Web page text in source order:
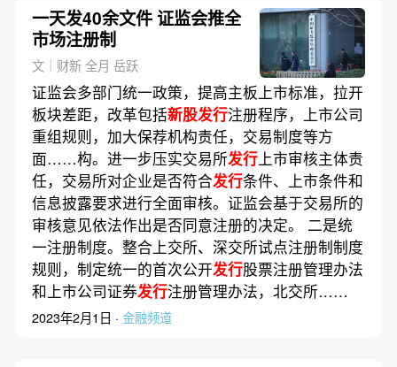
一天发40余文件 证监会推全
市场注册制
文｜财新 全月 岳跃
证监会多部门统一政策，提高主板上市标准，拉开
板块差距，改革包括新股发行注册程序，上市公司
重组规则，加大保荐机构责任，交易制度等方
面……构。进一步压实交易所发行上市审核主体责
任，交易所对企业是否符合发行条件、上市条件和
信息披露要求进行全面审核。证监会基于交易所的
审核意见依法作出是否同意注册的决定。 二是统
一注册制度。整合上交所、深交所试点注册制制度
规则，制定统一的首次公开发行股票注册管理办法
和上市公司证券发行注册管理办法，北交所……
2023年2月1日 · 金融频道